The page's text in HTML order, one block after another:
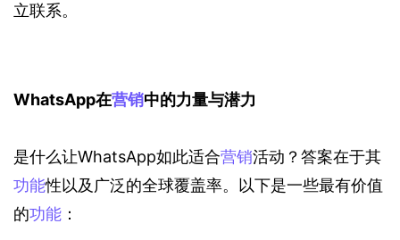
立联系。
WhatsApp在营销中的力量与潜力
是什么让WhatsApp如此适合营销活动？答案在于其
功能性以及广泛的全球覆盖率。以下是一些最有价值
的功能 ：